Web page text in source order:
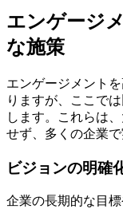
エンゲージ
な施策
エンゲージメント
りますが、ここで
します。これらは
せず、多くの企業で
ビジョンの明確
企業の長期的な目